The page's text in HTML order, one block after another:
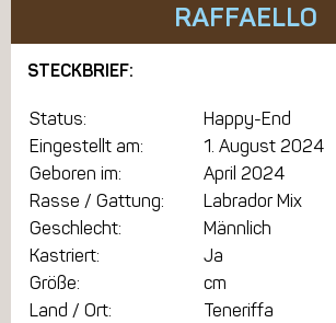
RAFFAELLO
STECKBRIEF:
Status:
Happy-End
Eingestellt am:
1. August 2024
Geboren im:
April 2024
Rasse / Gattung:
Labrador Mix
Geschlecht:
Männlich
Kastriert:
Ja
Größe:
cm
Land / Ort:
Teneriffa